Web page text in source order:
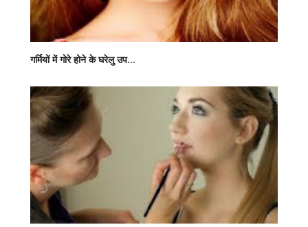
गर्मियों में गोरे होने के घरेलु उप...